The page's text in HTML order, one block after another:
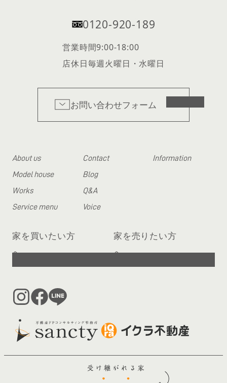
0120-920-189
営業時間9:00-18:00
店休日毎週火曜日・水曜日
お問い合わせフォーム
About us
Model house
Works
Service menu
Contact
Blog
Q&A
Voice
Information
家を買いたい方
へ
家を売りたい方
へ